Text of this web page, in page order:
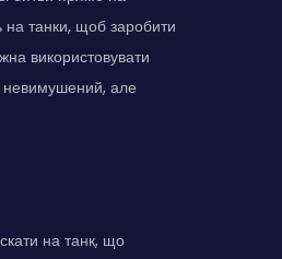
на танки, щоб заробити
використовувати
невимушений, але
на танк, що